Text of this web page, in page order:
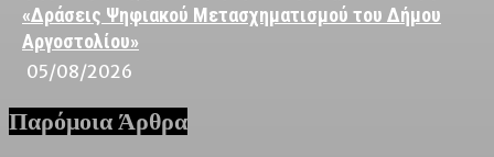
«Δράσεις Ψηφιακού Μετασχηματισμού του Δήμου
Αργοστολίου»
05/08/2026
Παρόμοια Άρθρα